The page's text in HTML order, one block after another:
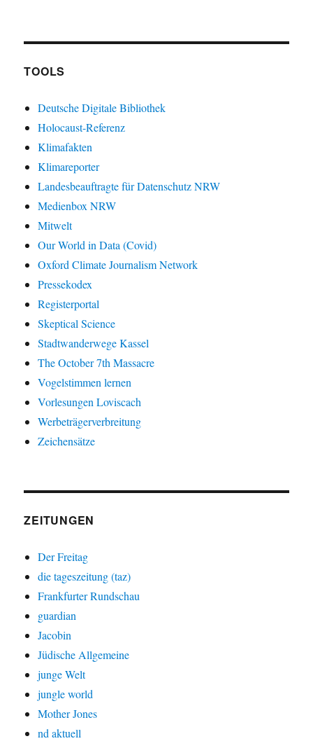
TOOLS
Deutsche Digitale Bibliothek
Holocaust-Referenz
Klimafakten
Klimareporter
Landesbeauftragte für Datenschutz NRW
Medienbox NRW
Mitwelt
Our World in Data (Covid)
Oxford Climate Journalism Network
Pressekodex
Registerportal
Skeptical Science
Stadtwanderwege Kassel
The October 7th Massacre
Vogelstimmen lernen
Vorlesungen Loviscach
Werbeträgerverbreitung
Zeichensätze
ZEITUNGEN
Der Freitag
die tageszeitung (taz)
Frankfurter Rundschau
guardian
Jacobin
Jüdische Allgemeine
junge Welt
jungle world
Mother Jones
nd aktuell